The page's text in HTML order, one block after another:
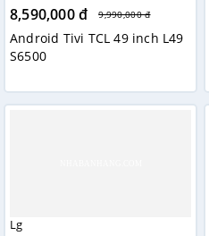
8,590,000 đ 9,990,000 đ
Android Tivi TCL 49 inch L49
S6500
Lg